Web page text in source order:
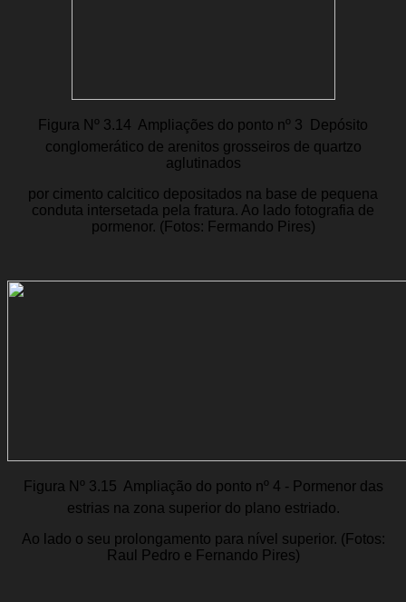
Figura Nº 3.14  Ampliações do ponto nº 3  Depósito
conglomerático de arenitos grosseiros de quartzo
aglutinados
por cimento calcitico depositados na base de pequena
conduta intersetada pela fratura. Ao lado fotografia de
pormenor. (Fotos: Fermando Pires)
Figura Nº 3.15  Ampliação do ponto nº 4 - Pormenor das
estrias na zona superior do plano estriado.
Ao lado o seu prolongamento para nível superior. (Fotos:
Raul Pedro e Fernando Pires)